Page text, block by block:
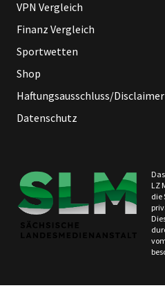
VPN Vergleich
Finanz Vergleich
Sportwetten
Shop
Haftungsausschluss/Disclaimer
Datenschutz
LZ
die